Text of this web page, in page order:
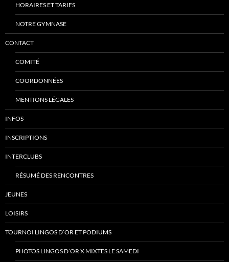
HORAIRES ET TARIFS
NOTRE GYMNASE
CONTACT
COMITÉ
COORDONNÉES
MENTIONS LÉGALES
INFOS
INSCRIPTIONS
INTERCLUBS
RÉSUMÉ DES RENCONTRES
JEUNES
LOISIRS
TOURNOI LINGOS D’OR ET PODIUMS
PHOTOS LINGOS D’OR X MIXTES LE SAMEDI